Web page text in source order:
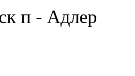
п - Адлер